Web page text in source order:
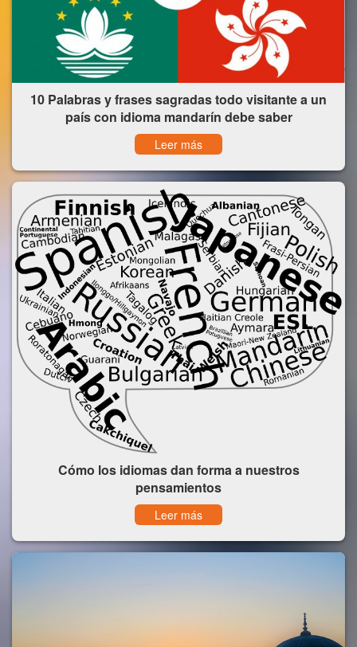
10 Palabras y frases sagradas todo visitante a un
país con idioma mandarín debe saber
Leer más
Cómo los idiomas dan forma a nuestros
pensamientos
Leer más